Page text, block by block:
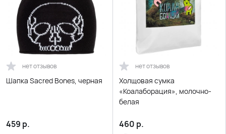
нет отзывов
Шапка Sacred Bones, черная
459 р.
нет отзывов
Холщовая сумка
«Коалаборация», молочно-
белая
460 р.